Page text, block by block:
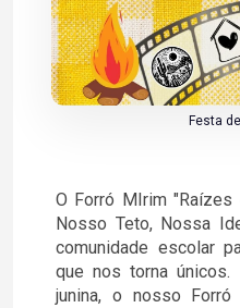
Festa
O Forró MIrim "Raízes
Nosso Teto, Nossa
comunidade escolar
que nos torna
junina, o nosso